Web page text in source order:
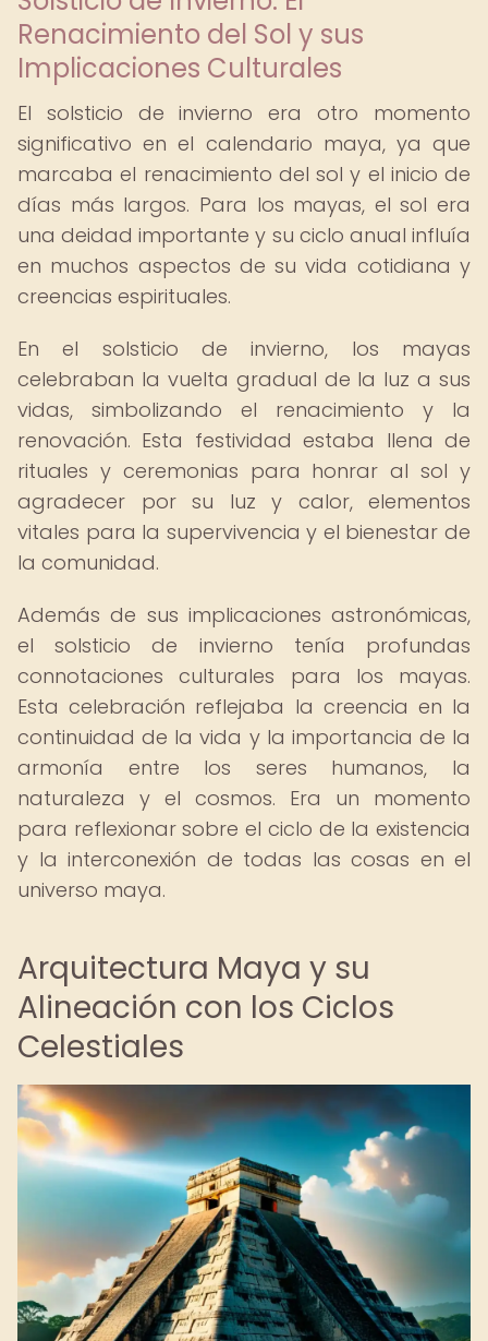
Renacimiento del Sol y sus
Implicaciones Culturales
El solsticio de invierno era otro momento
significativo en el calendario maya, ya que
marcaba el renacimiento del sol y el inicio de
días más largos. Para los mayas, el sol era
una deidad importante y su ciclo anual influía
en muchos aspectos de su vida cotidiana y
creencias espirituales.
En el solsticio de invierno, los mayas
celebraban la vuelta gradual de la luz a sus
vidas, simbolizando el renacimiento y la
renovación. Esta festividad estaba llena de
rituales y ceremonias para honrar al sol y
agradecer por su luz y calor, elementos
vitales para la supervivencia y el bienestar de
la comunidad.
Además de sus implicaciones astronómicas,
el solsticio de invierno tenía profundas
connotaciones culturales para los mayas.
Esta celebración reflejaba la creencia en la
continuidad de la vida y la importancia de la
armonía entre los seres humanos, la
naturaleza y el cosmos. Era un momento
para reflexionar sobre el ciclo de la existencia
y la interconexión de todas las cosas en el
universo maya.
Arquitectura Maya y su
Alineación con los Ciclos
Celestiales